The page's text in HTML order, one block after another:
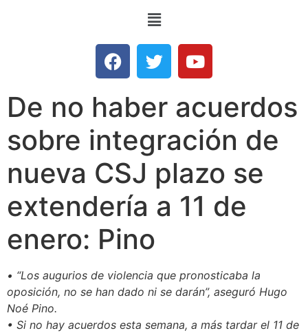
De no haber acuerdos
sobre integración de
nueva CSJ plazo se
extendería a 11 de
enero: Pino
• “Los augurios de violencia que pronosticaba la
oposición, no se han dado ni se darán”, aseguró Hugo
Noé Pino.
• Si no hay acuerdos esta semana, a más tardar el 11 de